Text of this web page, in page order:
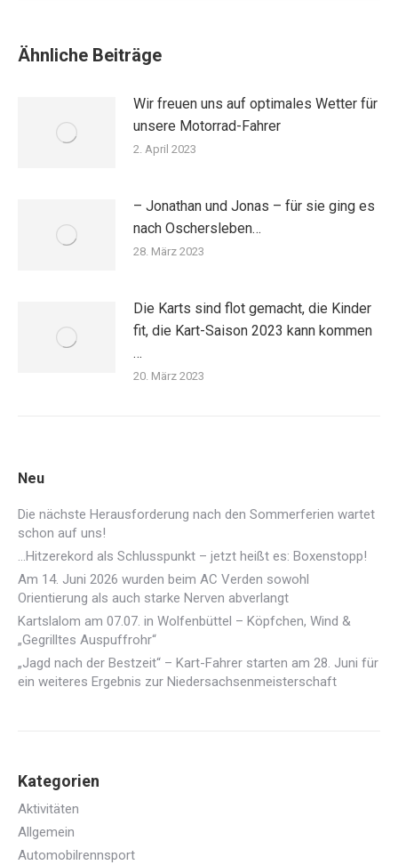
Ähnliche Beiträge
Wir freuen uns auf optimales Wetter für
unsere Motorrad-Fahrer
2. April 2023
– Jonathan und Jonas – für sie ging es
nach Oschersleben…
28. März 2023
Die Karts sind flot gemacht, die Kinder
fit, die Kart-Saison 2023 kann kommen
…
20. März 2023
Neu
Die nächste Herausforderung nach den Sommerferien wartet
schon auf uns!
…Hitzerekord als Schlusspunkt – jetzt heißt es: Boxenstopp!
Am 14. Juni 2026 wurden beim AC Verden sowohl
Orientierung als auch starke Nerven abverlangt
Kartslalom am 07.07. in Wolfenbüttel – Köpfchen, Wind &
„Gegrilltes Auspuffrohr“
„Jagd nach der Bestzeit“ – Kart-Fahrer starten am 28. Juni für
ein weiteres Ergebnis zur Niedersachsenmeisterschaft
Kategorien
Aktivitäten
Allgemein
Automobilrennsport